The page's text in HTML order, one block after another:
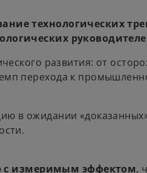
технологических
развития: от
перехода к
в ожидании
с измеримым эффектом,